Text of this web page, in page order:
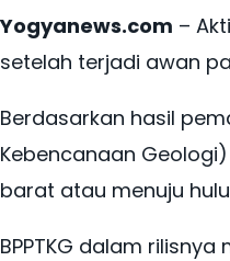
Yogyanews.com –
setelah terjadi awan
Berdasarkan hasil
Kebencanaan
barat atau menuju
BPPTKG dalam